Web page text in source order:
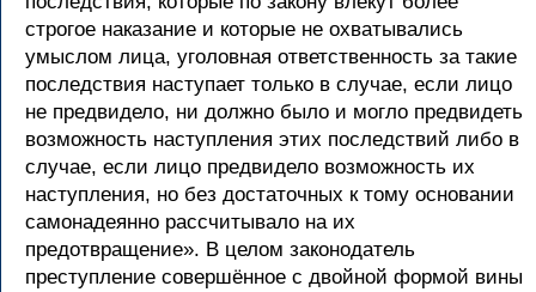
строгое наказание и которые не охватывались
умыслом лица, уголовная ответственность за такие
последствия наступает только в случае, если лицо
не предвидело, ни должно было и могло предвидеть
возможность наступления этих последствий либо в
случае, если лицо предвидело возможность их
наступления, но без достаточных к тому основании
самонадеянно рассчитывало на их
предотвращение». В целом законодатель
преступление совершённое с двойной формой вины